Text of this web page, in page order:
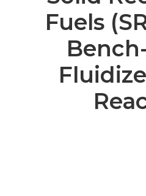
Fuels